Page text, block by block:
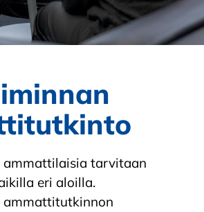
ammattilaisia tarvitaan
eri aloilla.
ammattitutkinnon